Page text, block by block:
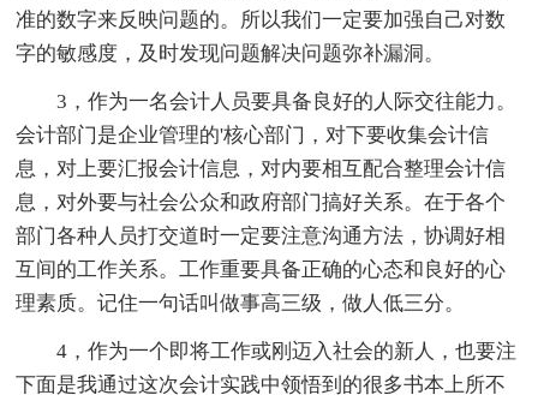
准的数字来反映问题的。所以我们一定要加强自己对数
字的敏感度，及时发现问题解决问题弥补漏洞。
3，作为一名会计人员要具备良好的人际交往能力。
会计部门是企业管理的'核心部门，对下要收集会计信
息，对上要汇报会计信息，对内要相互配合整理会计信
息，对外要与社会公众和政府部门搞好关系。在于各个
部门各种人员打交道时一定要注意沟通方法，协调好相
互间的工作关系。工作重要具备正确的心态和良好的心
理素质。记住一句话叫做事高三级，做人低三分。
4，作为一个即将工作或刚迈入社会的新人，也要注
下面是我通过这次会计实践中领悟到的很多书本上所不